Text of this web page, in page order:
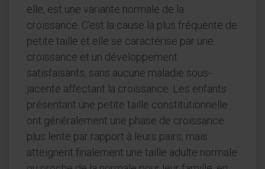
elle, est une variante normale de la
croissance. C’est la cause la plus fréquente de
petite taille et elle se caractérise par une
croissance et un développement
satisfaisants, sans aucune maladie sous-
jacente affectant la croissance. Les enfants
présentant une petite taille constitutionnelle
ont généralement une phase de croissance
plus lente par rapport à leurs pairs, mais
atteignent finalement une taille adulte normale